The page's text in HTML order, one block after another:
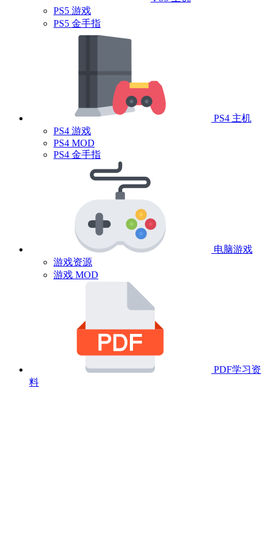
PS5 游戏
PS5 金手指
PS4 主机
PS4 游戏
PS4 MOD
PS4 金手指
电脑游戏
游戏资源
游戏 MOD
PDF学习资
料